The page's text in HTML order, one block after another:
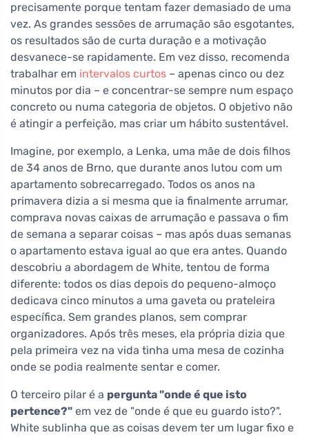
precisamente porque tentam fazer demasiado de uma
vez. As grandes sessões de arrumação são esgotantes,
os resultados são de curta duração e a motivação
desvanece-se rapidamente. Em vez disso, recomenda
trabalhar em intervalos curtos – apenas cinco ou dez
minutos por dia – e concentrar-se sempre num espaço
concreto ou numa categoria de objetos. O objetivo não
é atingir a perfeição, mas criar um hábito sustentável.
Imagine, por exemplo, a Lenka, uma mãe de dois filhos
de 34 anos de Brno, que durante anos lutou com um
apartamento sobrecarregado. Todos os anos na
primavera dizia a si mesma que ia finalmente arrumar,
comprava novas caixas de arrumação e passava o fim
de semana a separar coisas – mas após duas semanas
o apartamento estava igual ao que era antes. Quando
descobriu a abordagem de White, tentou de forma
diferente: todos os dias depois do pequeno-almoço
dedicava cinco minutos a uma gaveta ou prateleira
específica. Sem grandes planos, sem comprar
organizadores. Após três meses, ela própria dizia que
pela primeira vez na vida tinha uma mesa de cozinha
onde se podia realmente sentar e comer.
O terceiro pilar é a pergunta "onde é que isto
pertence?" em vez de "onde é que eu guardo isto?".
White sublinha que as coisas devem ter um lugar fixo e